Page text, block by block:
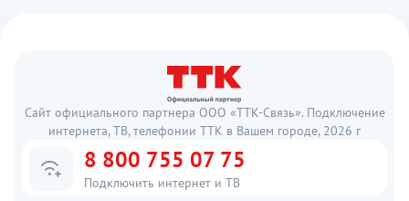
Сайт официального партнера ООО «ТТК-Связь». Подключение
интернета, ТВ, телефонии ТТК в Вашем городе, 2026 г
8 800 755 07 75
Подключить интернет и ТВ